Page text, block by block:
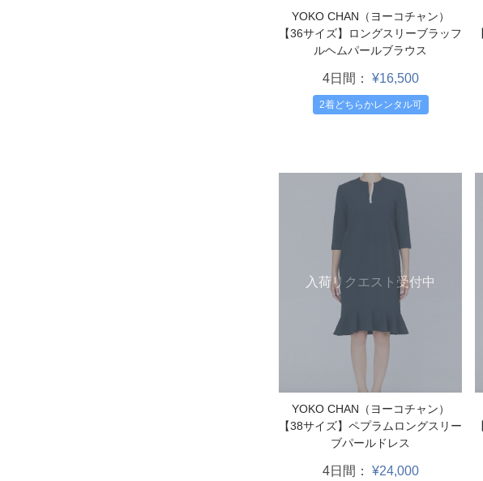
YOKO CHAN（ヨーコチャン）
【36サイズ】ロングスリーブラッフ
ルヘムパールブラウス
4日間： ¥16,500
2着どちらかレンタル可
入荷リクエスト受付中
YOKO CHAN（ヨーコチャン）
【38サイズ】ペプラムロングスリー
ブパールドレス
4日間： ¥24,000